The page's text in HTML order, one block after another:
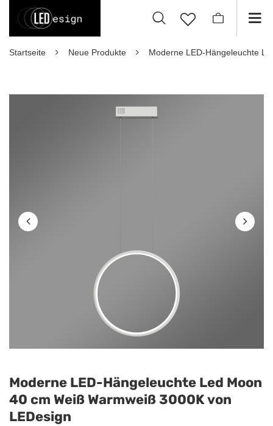
Startseite Neue Produkte Moderne LED-Hängeleuchte
Moderne LED-Hängeleuchte Led Moon
40 cm Weiß Warmweiß 3000K von
LEDesign